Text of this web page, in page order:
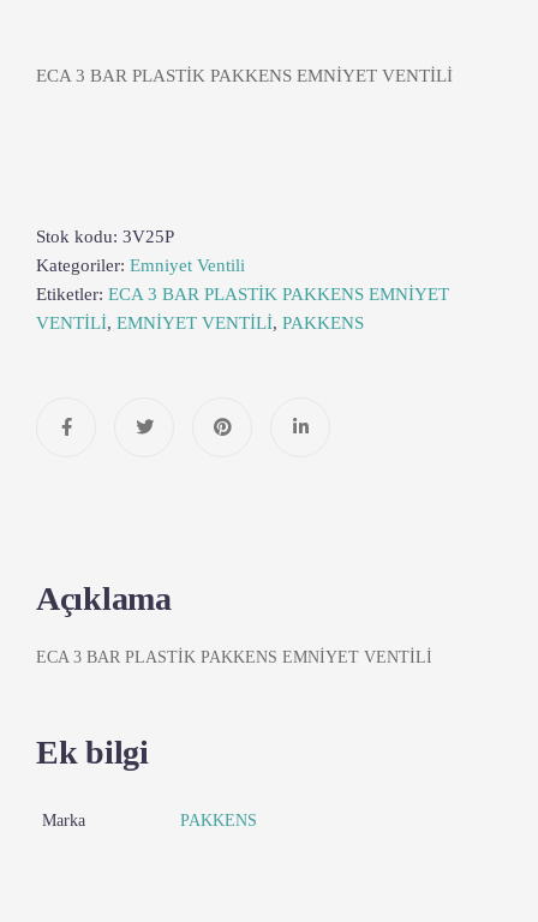
ECA 3 BAR PLASTİK PAKKENS EMNİYET VENTİLİ
Stok kodu: 3V25P
Kategoriler: Emniyet Ventili
Etiketler: ECA 3 BAR PLASTİK PAKKENS EMNİYET
VENTİLİ, EMNİYET VENTİLİ, PAKKENS
Açıklama
ECA 3 BAR PLASTİK PAKKENS EMNİYET VENTİLİ
Ek bilgi
Marka PAKKENS